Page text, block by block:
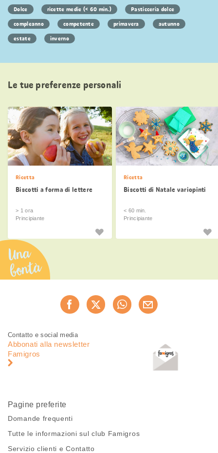
Dolce ricette medie (< 60 min.)
Pasticceria dolce
compleanno
competente primavera
autunno
estate
inverno
Le tue preferenze personali
Ricetta
Biscotti a forma di lettere
> 1 ora
Principiante
Ricetta
Biscotti di Natale variopinti
< 60 min.
Principiante
Una
bontà
Consiglia ora
Piè
pagina
Navigazione
pagina
Contatto e social media
Abbonati alla newsletter
Famigros
Pagine preferite
Domande frequenti
Tutte le informazioni sul club Famigros
Servizio clienti e Contatto